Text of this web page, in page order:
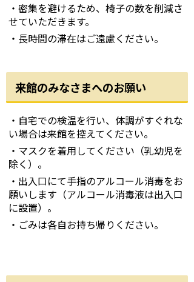
・密集を避けるため、椅子の数を削減さ
せていただきます。
・長時間の滞在はご遠慮ください。
来館のみなさまへのお願い
・自宅での検温を行い、体調がすぐれな
い場合は来館を控えてください。
・マスクを着用してください（乳幼児を
除く）。
・出入口にて手指のアルコール消毒をお
願いします（アルコール消毒液は出入口
に設置）。
・ごみは各自お持ち帰りください。